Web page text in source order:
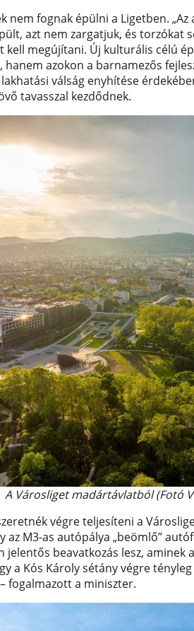
nem fognak épülni a Ligetben.
azt nem zargatjuk, és torzókat
kell megújítani. Új kulturális célú
azokon a barnamezős
válság enyhítése
tavasszal kezdődnek.
A Városliget madártávlatból (Fotó
végre teljesíteni a
az M3-as autópálya „beömlő”
jelentős beavatkozás lesz, aminek
a Kós Károly sétány végre
fogalmazott a miniszter.